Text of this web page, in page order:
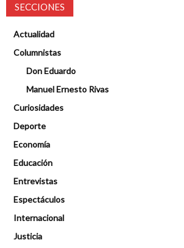
SECCIONES
Actualidad
Columnistas
Don Eduardo
Manuel Ernesto Rivas
Curiosidades
Deporte
Economía
Educación
Entrevistas
Espectáculos
Internacional
Justicia